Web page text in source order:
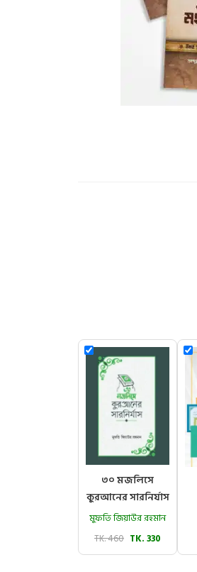
৩০ মজলিসে
কুরআনের সারনির্যাস
মুফতি জিয়াউর রহমান
TK. 460 TK. 330